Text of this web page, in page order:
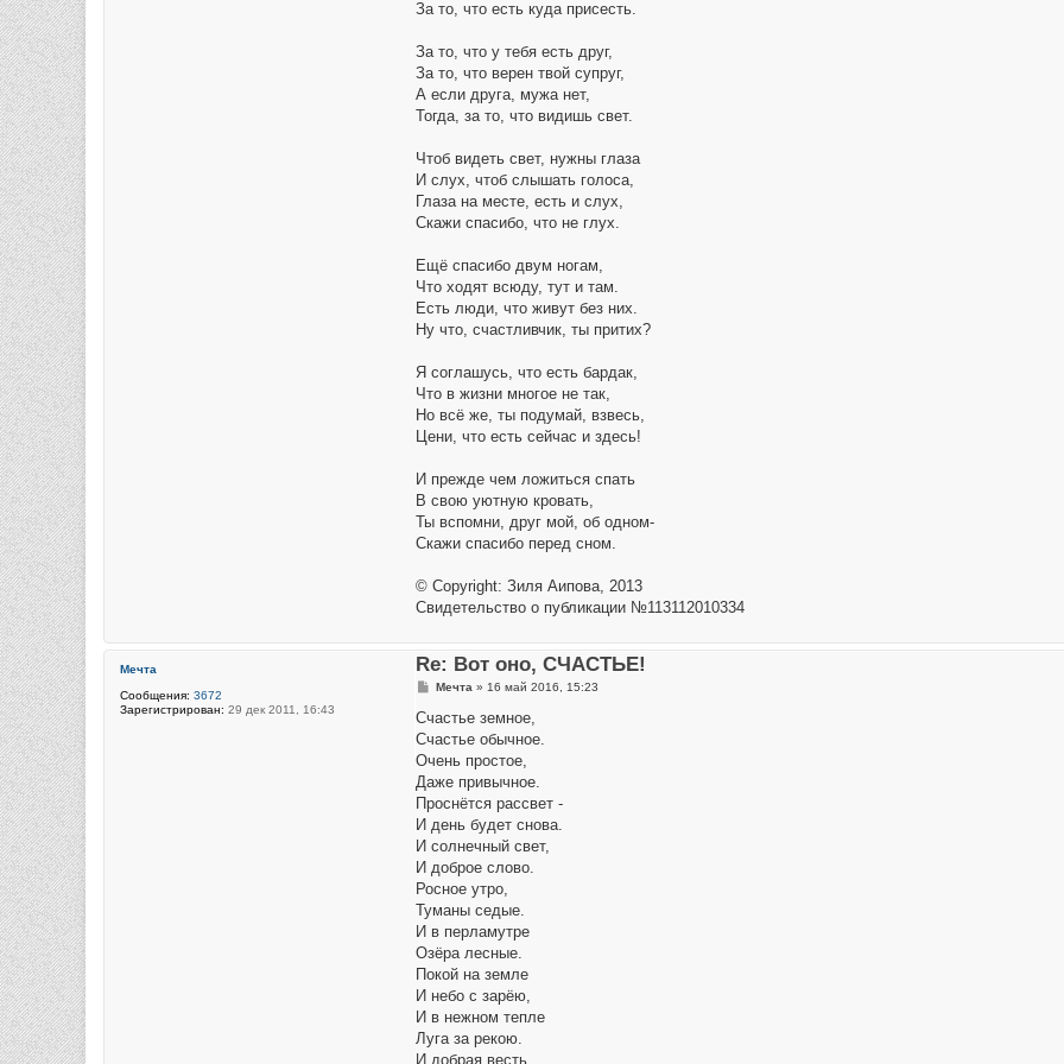
За то, что есть куда присесть.
За то, что у тебя есть друг,
За то, что верен твой супруг,
А если друга, мужа нет,
Тогда, за то, что видишь свет.
Чтоб видеть свет, нужны глаза
И слух, чтоб слышать голоса,
Глаза на месте, есть и слух,
Скажи спасибо, что не глух.
Ещё спасибо двум ногам,
Что ходят всюду, тут и там.
Есть люди, что живут без них.
Ну что, счастливчик, ты притих?
Я соглашусь, что есть бардак,
Что в жизни многое не так,
Но всё же, ты подумай, взвесь,
Цени, что есть сейчас и здесь!
И прежде чем ложиться спать
В свою уютную кровать,
Ты вспомни, друг мой, об одном-
Скажи спасибо перед сном.
© Copyright: Зиля Аипова, 2013
Свидетельство о публикации №113112010334
Мечта
Сообщения: 3672
Зарегистрирован: 29 дек 2011, 16:43
Re: Вот оно, СЧАСТЬЕ!
С
о
щ
е
и
е
Мечта » 16 май 2016, 15:23
Счастье земное,
Счастье обычное.
Очень простое,
Даже привычное.
Проснётся рассвет -
И день будет снова.
И солнечный свет,
И доброе слово.
Росное утро,
Туманы седые.
И в перламутре
Озёра лесные.
Покой на земле
И небо с зарёю,
И в нежном тепле
Луга за рекою.
И добрая весть,